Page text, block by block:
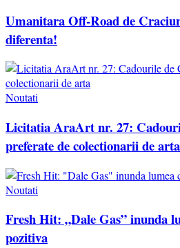
Umanitara Off-Road de
diferenta!
Noutati
Licitatia AraArt nr. 27:
preferate de colectionarii de arta
Noutati
Fresh Hit: „Dale Gas” inunda
pozitiva